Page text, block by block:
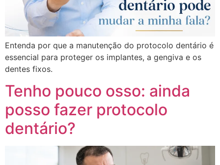
Entenda por que a manutenção do protocolo dentário é
essencial para proteger os implantes, a gengiva e os
dentes fixos.
Tenho pouco osso: ainda
posso fazer protocolo
dentário?